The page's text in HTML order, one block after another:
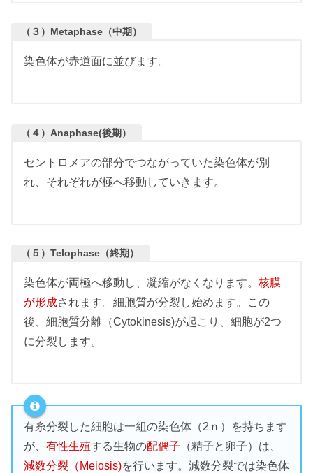
（３）Metaphase（中期）
染色体が赤道面に並びます。
（４）Anaphase(後期）
セントロメアの部分でつながっていた染色体が別
れ、それぞれが極へ移動していきます。
（５）Telophase（終期）
染色体が両極へ移動し、凝縮がなくなります。 核膜
が形成されます。細胞質が分裂し始めます。この
後、細胞質分離（Cytokinesis)が起こり、細胞が2つ
に分裂します。
有糸分裂した細胞は一組の染色体（2ｎ）を持ちます
が、 有性生殖する生物の配偶子 （精子と卵子）は、
減数分裂（Meiosis)を行います。減数分裂では染色体